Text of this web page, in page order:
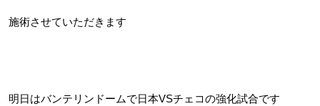
施術させていただきます
明日はバンテリンドームで日本VSチェコの強化試合です